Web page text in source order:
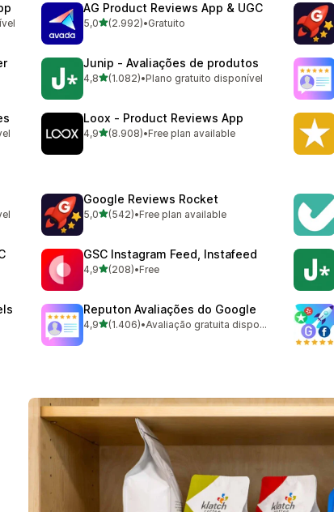
AG Product Reviews App & UGC
5,0de 5 estrelas
(2.992)
2992 total de avaliações
•Gratuito
Junip ‑ Avaliações de produtos
4,8de 5 estrelas
(1.082)
1082 total de avaliações
•Plano gratuito disponível
Loox ‑ Product Reviews App
4,9de 5 estrelas
(8.908)
8908 total de avaliações
•Free plan available
Google Reviews Rocket
5,0de 5 estrelas
(542)
542 total de avaliações
•Free plan available
GSC Instagram Feed, Instafeed
4,9de 5 estrelas
(208)
208 total de avaliações
•Free
Reputon Avaliações do Google
4,9de 5 estrelas
(1.406)
1406 total de avaliações
• Avaliação gratuita disponível